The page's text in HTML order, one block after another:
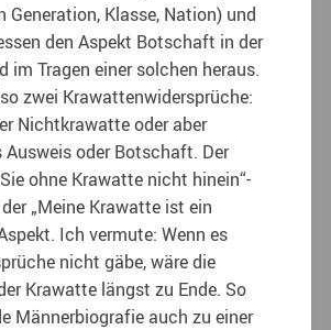
Generation, Klasse, Nation) und
den Aspekt Botschaft in der
im Tragen einer solchen heraus.
zwei Krawattenwidersprüche:
Nichtkrawatte oder aber
Ausweis oder Botschaft. Der
ohne Krawatte nicht hinein“-
„Meine Krawatte ist ein
Ich vermute: Wenn es
nicht gäbe, wäre die
Krawatte längst zu Ende. So
Männerbiografie auch zu einer